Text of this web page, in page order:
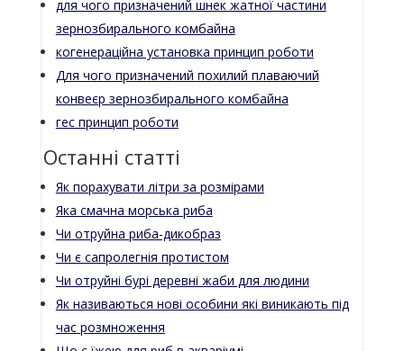
для чого призначений шнек жатної частини
зернозбирального комбайна
когенераційна установка принцип роботи
Для чого призначений похилий плаваючий
конвеєр зернозбирального комбайна
гес принцип роботи
Останні статті
Як порахувати літри за розмірами
Яка смачна морська риба
Чи отруйна риба-дикобраз
Чи є сапролегнія протистом
Чи отруйні бурі деревні жаби для людини
Як називаються нові особини які виникають під
час розмноження